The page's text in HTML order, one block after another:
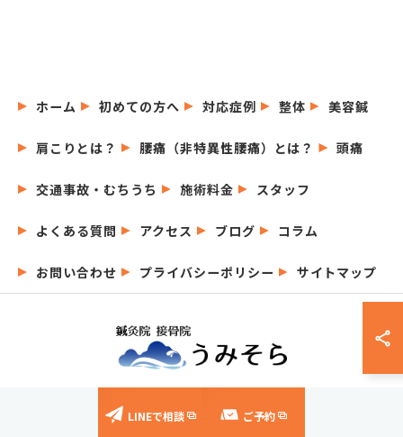
LINEで相談 ご予約
ホーム 初めての方へ 対応症例 整体 美容鍼
肩こりとは？ 腰痛（非特異性腰痛）とは？ 頭痛
交通事故・むちうち 施術料金 スタッフ
よくある質問 アクセス ブログ コラム
お問い合わせ プライバシーポリシー サイトマップ
© 2026 愛知県名古屋市の鍼灸院なら鍼灸院接骨院うみそら ALL RIGHTS
RESERVED.